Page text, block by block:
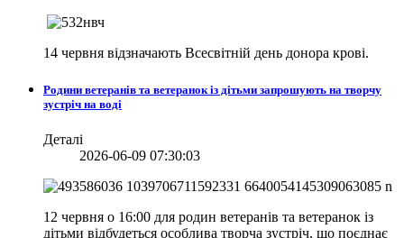
14 червня відзначають Всесвітній день донора крові.
Родини ветеранів та ветеранок із дітьми запрошують на творчу
зустріч на воді
Деталі
2026-06-09 07:30:03
12 червня о 16:00 для родин ветеранів та ветеранок із
дітьми відбудеться особлива творча зустріч, що поєднає